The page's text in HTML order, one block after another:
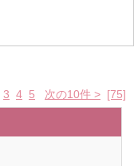
3 4 5 次の10件 > [75]